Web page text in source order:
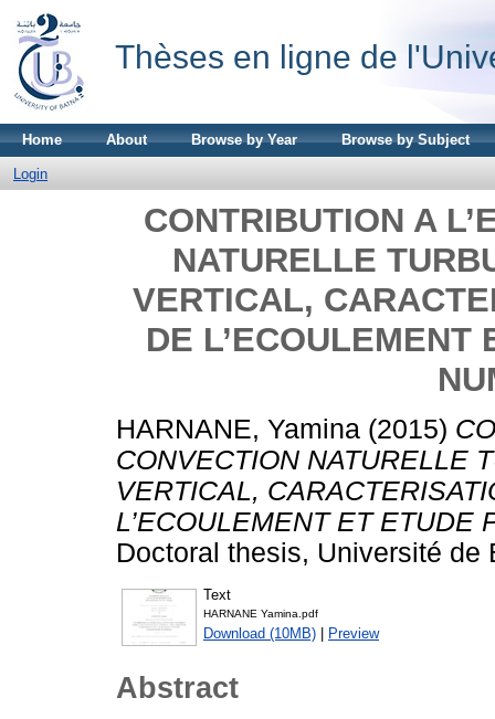
Thèses en ligne de
Home About Browse by Year Browse by Subject
Login
CONTRIBUTION A
NATURELLE
VERTICAL,
DE L’ECOULEMENT
HARNANE, Yamina (2015)
CONVECTION NATURELLE
VERTICAL,
L’ECOULEMENT ET ETUDE
Doctoral thesis, Université de
Text
HARNANE Yamina.pdf
Download (10MB) | Preview
Abstract